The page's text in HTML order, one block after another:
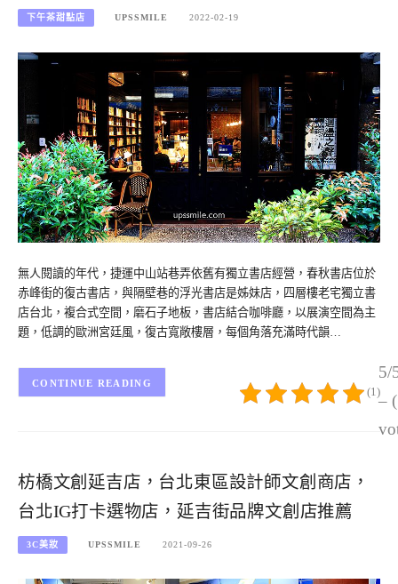
下午茶甜點店 UPSSMILE 2022-02-19
無人閱讀的年代，捷運中山站巷弄依舊有獨立書店經營，春秋書店位於
赤峰街的復古書店，與隔壁巷的浮光書店是姊妹店，四層樓老宅獨立書
店台北，複合式空間，磨石子地板，書店結合咖啡廳，以展演空間為主
題，低調的歐洲宮廷風，復古寬敞樓層，每個角落充滿時代韻…
5/
–
(1)
CONTINUE READING
枋橋文創延吉店，台北東區設計師文創商店，
台北IG打卡選物店，延吉街品牌文創店推薦
3C美妝 UPSSMILE 2021-09-26